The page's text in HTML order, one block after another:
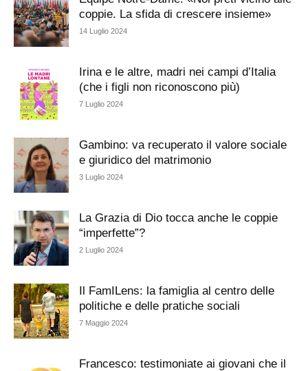
coppie. La sfida di crescere insieme»
14 Luglio 2024
Irina e le altre, madri nei campi d’Italia
(che i figli non riconoscono più)
7 Luglio 2024
Gambino: va recuperato il valore sociale
e giuridico del matrimonio
3 Luglio 2024
La Grazia di Dio tocca anche le coppie
“imperfette”?
2 Luglio 2024
Il FamILens: la famiglia al centro delle
politiche e delle pratiche sociali
7 Maggio 2024
Francesco: testimoniate ai giovani che il